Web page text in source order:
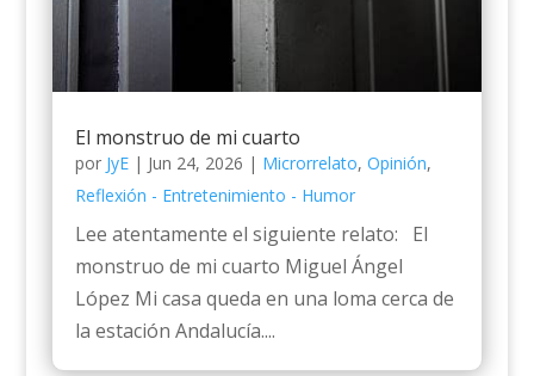
El monstruo de mi cuarto
por JyE| Jun 24, 2026 | Microrrelato, Opinión,
Reflexión - Entretenimiento - Humor
Lee atentamente el siguiente relato: El
monstruo de mi cuarto Miguel Ángel
López Mi casa queda en una loma cerca de
la estación Andalucía....